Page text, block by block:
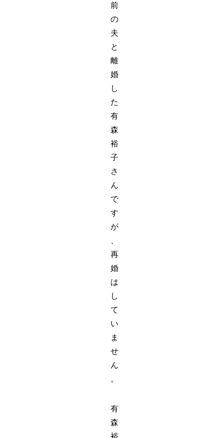
前
の
夫
と
離
婚
し
た
有
森
裕
子
さ
ん
で
す
が
再
婚
は
し
て
い
ま
せ
ん
。
有
森